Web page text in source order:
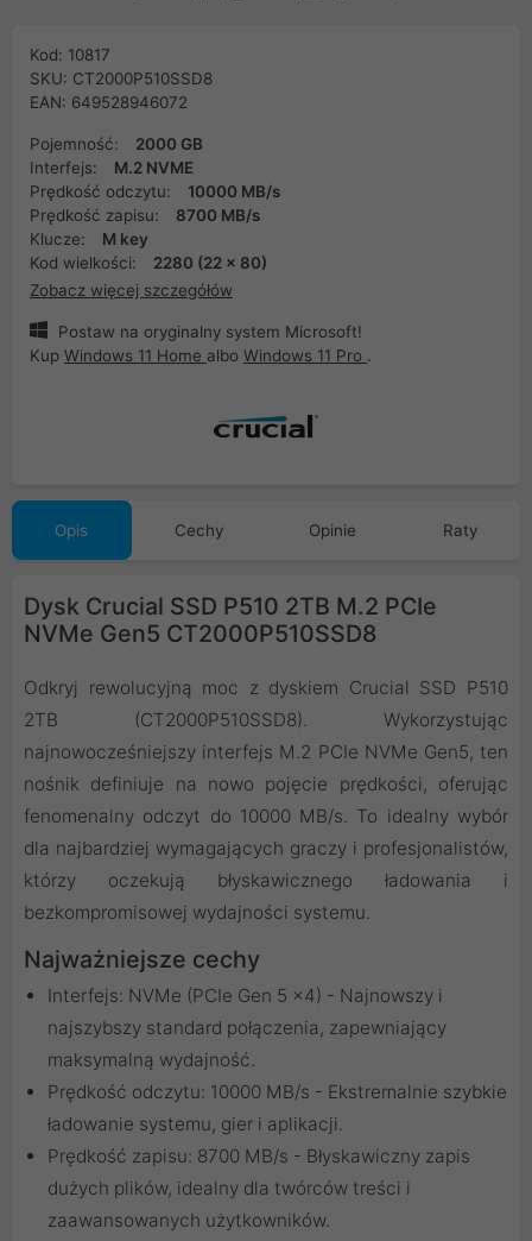
Kod: 10817
SKU: CT2000P510SSD8
EAN: 649528946072
Pojemność:
2000 GB
Interfejs:
M.2 NVME
Prędkość odczytu:
10000 MB/s
Prędkość zapisu:
8700 MB/s
Klucze:
M key
Kod wielkości:
2280 (22 x 80)
Zobacz więcej szczegółów
Postaw na oryginalny system Microsoft!
Kup Windows 11 Home albo Windows 11 Pro .
Opis Cechy Opinie Raty
Dysk Crucial SSD P510 2TB M.2 PCIe
NVMe Gen5 CT2000P510SSD8
Odkryj rewolucyjną moc z dyskiem Crucial SSD P510
2TB (CT2000P510SSD8). Wykorzystując
najnowocześniejszy interfejs M.2 PCIe NVMe Gen5, ten
nośnik definiuje na nowo pojęcie prędkości, oferując
fenomenalny odczyt do 10000 MB/s. To idealny wybór
dla najbardziej wymagających graczy i profesjonalistów,
którzy oczekują błyskawicznego ładowania i
bezkompromisowej wydajności systemu.
Najważniejsze cechy
Interfejs: NVMe (PCIe Gen 5 x4) - Najnowszy i
najszybszy standard połączenia, zapewniający
maksymalną wydajność.
Prędkość odczytu: 10000 MB/s - Ekstremalnie szybkie
ładowanie systemu, gier i aplikacji.
Prędkość zapisu: 8700 MB/s - Błyskawiczny zapis
dużych plików, idealny dla twórców treści i
zaawansowanych użytkowników.